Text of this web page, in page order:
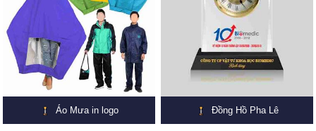
Áo Mưa in logo Đồng Hồ Pha Lê